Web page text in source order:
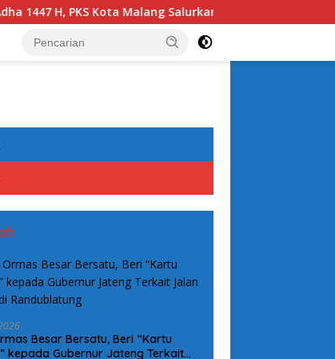
Salurkan 7.124 Paket Daging Kurban, Wujud Nyata
Besar Bersatu, Beri “Kartu
kepada Gubernur Jateng Terkait